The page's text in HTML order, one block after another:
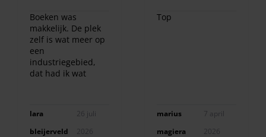
Boeken was
makkelijk. De plek
zelf is wat meer op
een
industriegebied,
dat had ik wat
vriendelijk. Bij
terugkomst stond
lara
bleijerveld
26 juli
2026
Top
marius
magiera
7 april
2026